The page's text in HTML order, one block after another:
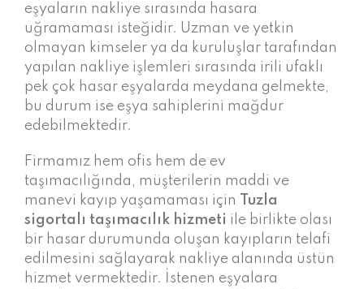
eşyaların nakliye sırasında hasara
uğramaması isteğidir. Uzman ve yetkin
olmayan kimseler ya da kuruluşlar tarafından
yapılan nakliye işlemleri sırasında irili ufaklı
pek çok hasar eşyalarda meydana gelmekte,
bu durum ise eşya sahiplerini mağdur
edebilmektedir.
Firmamız hem ofis hem de ev
taşımacılığında, müşterilerin maddi ve
manevi kayıp yaşamaması için
Tuzla
sigortalı taşımacılık hizmeti ile birlikte olası
bir hasar durumunda oluşan kayıpların telafi
edilmesini sağlayarak nakliye alanında üstün
hizmet vermektedir. İstenen eşyalara